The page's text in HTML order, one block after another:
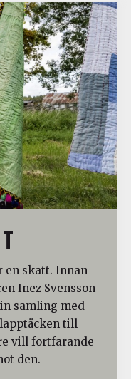
en skatt. Innan
Inez Svensson
samling med
till
vill fortfarande
den.